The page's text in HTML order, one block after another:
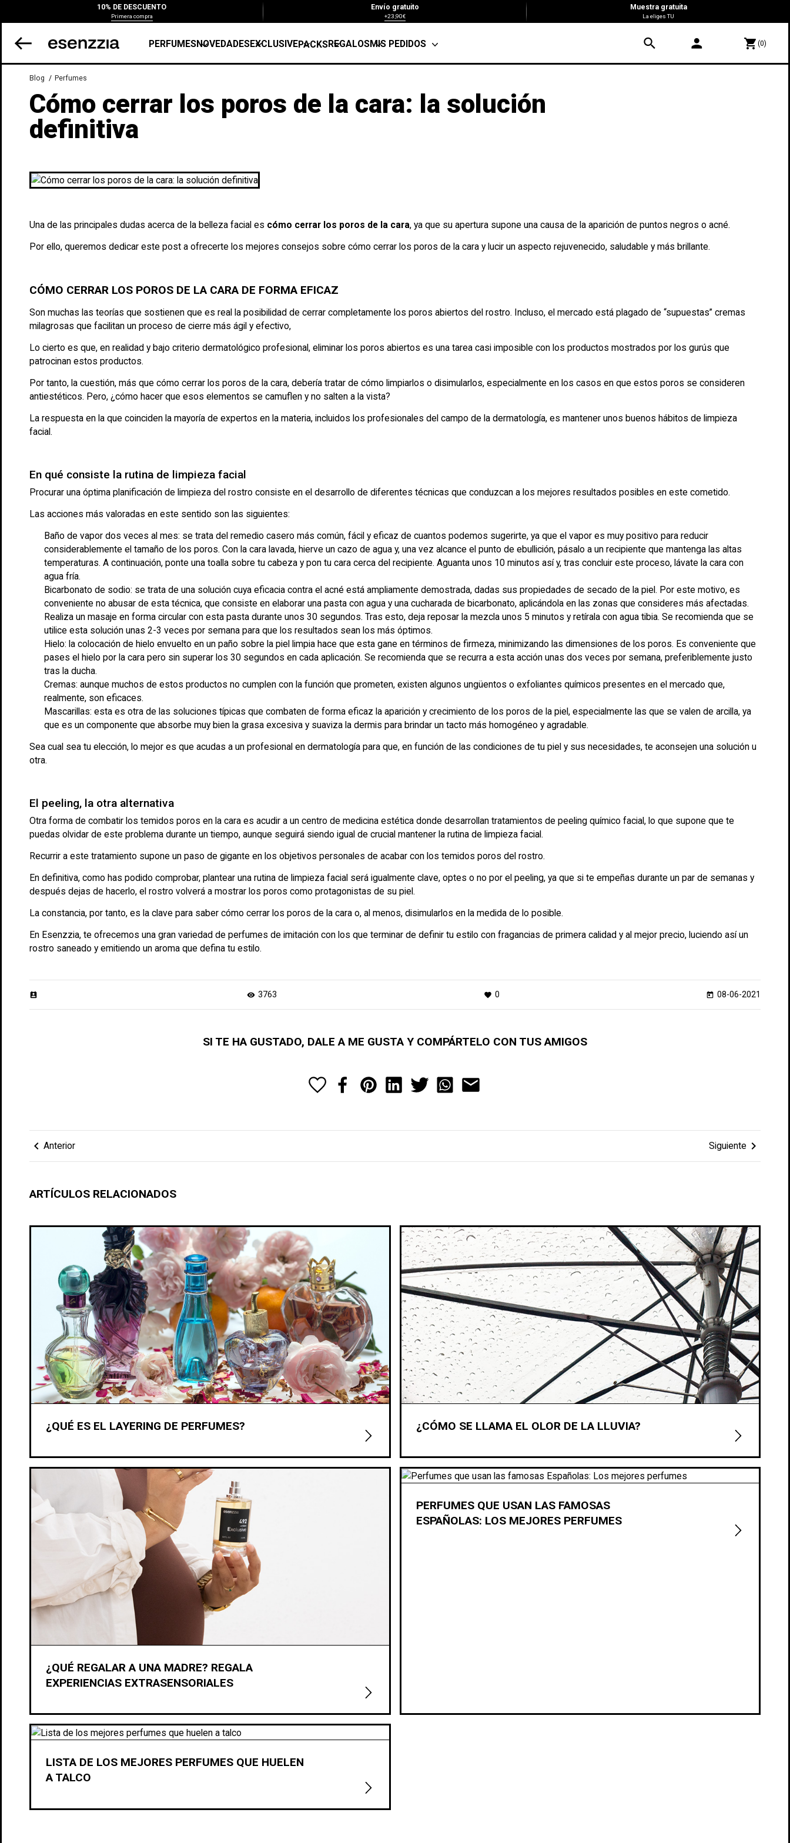
10% DE DESCUENTO
Primera compra
Envío gratuito
+23,90€
Muestra gratuita
La eliges TU
PERFUMESNOVEDADESEXCLUSIVEPACKSREGALOSMIS PEDIDOS search person shopping_cart(0)
Blog Perfumes
Cómo cerrar los poros de la cara: la solución
definitiva
Una de las principales dudas acerca de la belleza facial es cómo cerrar los poros de la cara, ya que su apertura supone una causa de la aparición de puntos negros o acné.
Por ello, queremos dedicar este post a ofrecerte los mejores consejos sobre cómo cerrar los poros de la cara y lucir un aspecto rejuvenecido, saludable y más brillante.
CÓMO CERRAR LOS POROS DE LA CARA DE FORMA EFICAZ
Son muchas las teorías que sostienen que es real la posibilidad de cerrar completamente los poros abiertos del rostro. Incluso, el mercado está plagado de “supuestas” cremas
milagrosas que facilitan un proceso de cierre más ágil y efectivo,
Lo cierto es que, en realidad y bajo criterio dermatológico profesional, eliminar los poros abiertos es una tarea casi imposible con los productos mostrados por los gurús que
patrocinan estos productos.
Por tanto, la cuestión, más que cómo cerrar los poros de la cara, debería tratar de cómo limpiarlos o disimularlos, especialmente en los casos en que estos poros se consideren
antiestéticos. Pero, ¿cómo hacer que esos elementos se camuflen y no salten a la vista?
La respuesta en la que coinciden la mayoría de expertos en la materia, incluidos los profesionales del campo de la dermatología, es mantener unos buenos hábitos de limpieza
facial.
En qué consiste la rutina de limpieza facial
Procurar una óptima planificación de limpieza del rostro consiste en el desarrollo de diferentes técnicas que conduzcan a los mejores resultados posibles en este cometido.
Las acciones más valoradas en este sentido son las siguientes:
Baño de vapor dos veces al mes: se trata del remedio casero más común, fácil y eficaz de cuantos podemos sugerirte, ya que el vapor es muy positivo para reducir
considerablemente el tamaño de los poros. Con la cara lavada, hierve un cazo de agua y, una vez alcance el punto de ebullición, pásalo a un recipiente que mantenga las altas
temperaturas. A continuación, ponte una toalla sobre tu cabeza y pon tu cara cerca del recipiente. Aguanta unos 10 minutos así y, tras concluir este proceso, lávate la cara con
agua fría.
Bicarbonato de sodio: se trata de una solución cuya eficacia contra el acné está ampliamente demostrada, dadas sus propiedades de secado de la piel. Por este motivo, es
conveniente no abusar de esta técnica, que consiste en elaborar una pasta con agua y una cucharada de bicarbonato, aplicándola en las zonas que consideres más afectadas.
Realiza un masaje en forma circular con esta pasta durante unos 30 segundos. Tras esto, deja reposar la mezcla unos 5 minutos y retírala con agua tibia. Se recomienda que se
utilice esta solución unas 2-3 veces por semana para que los resultados sean los más óptimos.
Hielo: la colocación de hielo envuelto en un paño sobre la piel limpia hace que esta gane en términos de firmeza, minimizando las dimensiones de los poros. Es conveniente que
pases el hielo por la cara pero sin superar los 30 segundos en cada aplicación. Se recomienda que se recurra a esta acción unas dos veces por semana, preferiblemente justo
tras la ducha.
Cremas: aunque muchos de estos productos no cumplen con la función que prometen, existen algunos ungüentos o exfoliantes químicos presentes en el mercado que,
realmente, son eficaces.
Mascarillas: esta es otra de las soluciones típicas que combaten de forma eficaz la aparición y crecimiento de los poros de la piel, especialmente las que se valen de arcilla, ya
que es un componente que absorbe muy bien la grasa excesiva y suaviza la dermis para brindar un tacto más homogéneo y agradable.
Sea cual sea tu elección, lo mejor es que acudas a un profesional en dermatología para que, en función de las condiciones de tu piel y sus necesidades, te aconsejen una solución u
otra.
El peeling, la otra alternativa
Otra forma de combatir los temidos poros en la cara es acudir a un centro de medicina estética donde desarrollan tratamientos de peeling químico facial, lo que supone que te
puedas olvidar de este problema durante un tiempo, aunque seguirá siendo igual de crucial mantener la rutina de limpieza facial.
Recurrir a este tratamiento supone un paso de gigante en los objetivos personales de acabar con los temidos poros del rostro.
En definitiva, como has podido comprobar, plantear una rutina de limpieza facial será igualmente clave, optes o no por el peeling, ya que si te empeñas durante un par de semanas y
después dejas de hacerlo, el rostro volverá a mostrar los poros como protagonistas de su piel.
La constancia, por tanto, es la clave para saber cómo cerrar los poros de la cara o, al menos, disimularlos en la medida de lo posible.
En Esenzzia, te ofrecemos una gran variedad de perfumes de imitación con los que terminar de definir tu estilo con fragancias de primera calidad y al mejor precio, luciendo así un
rostro saneado y emitiendo un aroma que defina tu estilo.
perm_contact_calendar visibility 3763 favorite 0 today 08-06-2021
SI TE HA GUSTADO, DALE A ME GUSTA Y COMPÁRTELO CON TUS AMIGOS
chevron_left Anterior Siguiente chevron_right
ARTÍCULOS RELACIONADOS
¿QUÉ ES EL LAYERING DE PERFUMES? ¿CÓMO SE LLAMA EL OLOR DE LA LLUVIA?
¿QUÉ REGALAR A UNA MADRE? REGALA
EXPERIENCIAS EXTRASENSORIALES
PERFUMES QUE USAN LAS FAMOSAS
ESPAÑOLAS: LOS MEJORES PERFUMES
LISTA DE LOS MEJORES PERFUMES QUE HUELEN
A TALCO